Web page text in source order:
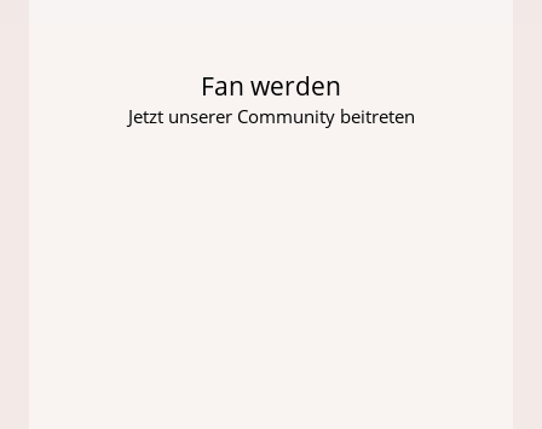
Fan werden
Jetzt unserer Community beitreten